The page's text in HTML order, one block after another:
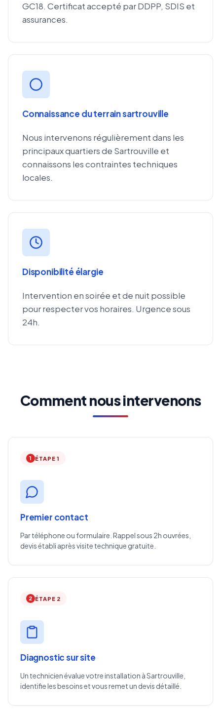
GC18. Certificat accepté par DDPP, SDIS et
assurances.
Connaissance du terrain sartrouville
Nous intervenons régulièrement dans les
principaux quartiers de Sartrouville et
connaissons les contraintes techniques
locales.
Disponibilité élargie
Intervention en soirée et de nuit possible
pour respecter vos horaires. Urgence sous
24h.
Comment nous intervenons
1 ÉTAPE 1
Premier contact
Par téléphone ou formulaire. Rappel sous 2h ouvrées,
devis établi après visite technique gratuite.
2 ÉTAPE 2
Diagnostic sur site
Un technicien évalue votre installation à Sartrouville,
identifie les besoins et vous remet un devis détaillé.